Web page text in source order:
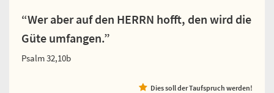
“Wer aber auf den HERRN hofft, den wird die
Güte umfangen.”
Psalm 32,10b
Dies soll der Taufspruch werden!